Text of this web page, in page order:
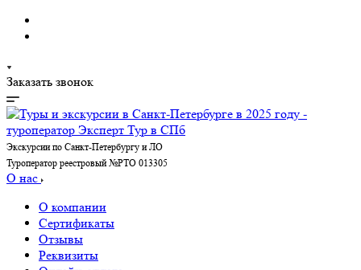
Заказать звонок
Экскурсии по Санкт-Петербургу и ЛО
Туроператор реестровый №РТО 013305
О нас
О компании
Сертификаты
Отзывы
Реквизиты